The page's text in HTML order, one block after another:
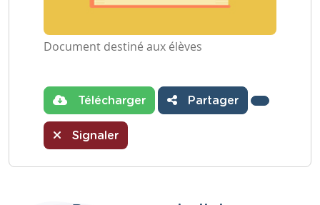
Document destiné aux élèves
Télécharger Partager
Signaler